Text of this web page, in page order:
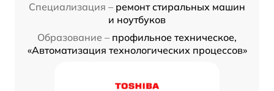
Специализация – ремонт стиральных машин
и ноутбуков
Образование – профильное техническое,
«Автоматизация технологических процессов»